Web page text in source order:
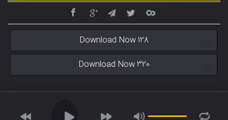
Download Now 128
Download Now 320